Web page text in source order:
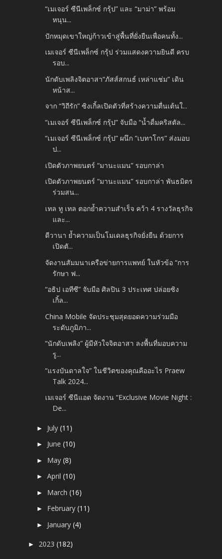
“เมเจอร์ ซีนีเพล็กซ์ กรุ้ป” และ “มาม่า” พร้อม
หนุน...
ปักหมุดเขาใหญ่ก้าวเข้าสู่พื้นที่ยั่งยืนเพื่อคนทั้ง...
เมเจอร์ ซีนีเพล็กซ์ กรุ้ป ร่วมแสดงความยินดี ครบ
รอบ...
นักดับเพลิงจิตอาสา“ภัสส์สกนธ์ เหล่าแช่ม” เดิน
หน้าส...
จาก “วิถีรัก” ซิงเกิ้ลเปิดตัวที่สร้างความตื่นเต้นใ...
“เมเจอร์ ซีนีเพล็กซ์ กรุ้ป” จับมือ “น้ำดื่มคริสตัล...
“เมเจอร์ ซีนีเพล็กซ์ กรุ้ป” ผนึก “เบทาโกร” ส่งมอบ
ป...
เปิดตัวภาพยนตร์ “มานะแมน” รอบกาล่า
เปิดตัวภาพยนตร์ “มานะแมน” รอบกาล่า พันธมิตร
ร่วมสน...
เทล ทู เทล ตอกย้ำความสำเร็จ คว้า 4 รางวัลธุรกิจ
และ...
ดีวานา ย้ำความเป็นโมเดลธุรกิจยั่งยืน ด้วยการ
เปิดตั...
จัดงานสัมมนาเครือข่ายการแพทย์ ในหัวข้อ “การ
รักษา ฟ...
“อธิป เอทีซี” จับมือ ศิลปิน 3 ประเทศ ปล่อยซิง
เกิ้ล...
China Mobile จัดประชุมสุดยอดความร่วมมือ
ระดับภูมิภา...
“นักดับเพลิง” ผู้มีหัวใจจิตอาสา ลงพื้นที่มอบความ
รู...
“แรงบันดาลใจ” ในชีวิตของคุณคืออะไร Praew
Talk 2024...
เมเจอร์ ซีนีแอด จัดงาน “Exclusive Movie Night :
De...
► July(11)
► June(10)
► May(8)
►April(10)
► March(16)
► February(11)
► January(4)
► 2023(182)